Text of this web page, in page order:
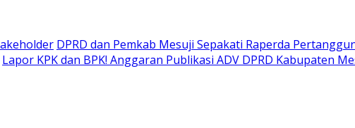
DPRD dan Pemkab Mesuji Sepakati Raperda
Lapor KPK dan BPK! Anggaran Publikasi ADV DPRD Kabupaten